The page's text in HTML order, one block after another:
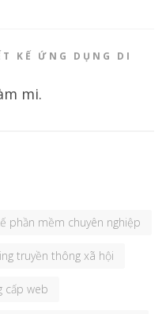
KẾ ỨNG DỤNG DI
mi.
phần mềm chuyên nghiệp
truyền thông xã hội
cấp web